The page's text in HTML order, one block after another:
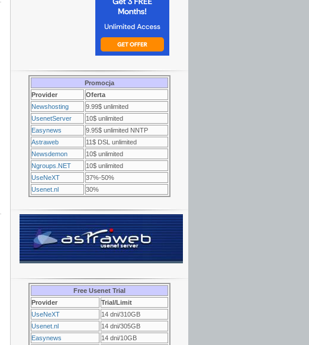
Promocja
Provider
Oferta
Newshosting
9.99$ unlimited
UsenetServer
10$ unlimited
Easynews
9.95$ unlimited NNTP
Astraweb
11$ DSL unlimited
Newsdemon
10$ unlimited
Ngroups.NET
10$ unlimited
UseNeXT
37%-50%
Usenet.nl
30%
Free Usenet Trial
Provider
Trial/Limit
UseNeXT
14 dni/310GB
Usenet.nl
14 dni/305GB
Easynews
14 dni/10GB